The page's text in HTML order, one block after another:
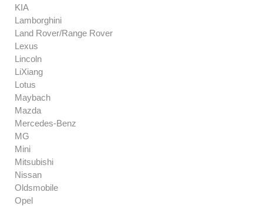
KIA
Lamborghini
Land Rover/Range Rover
Lexus
Lincoln
LiXiang
Lotus
Maybach
Mazda
Mercedes-Benz
MG
Mini
Mitsubishi
Nissan
Oldsmobile
Opel